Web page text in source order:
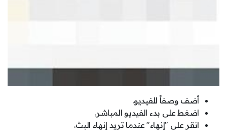
أضف وصفاً للفيديو.
اضغط على بدء الفيديو المباشر.
انقر على "إنهاء" عندما تريد إنهاء البث.